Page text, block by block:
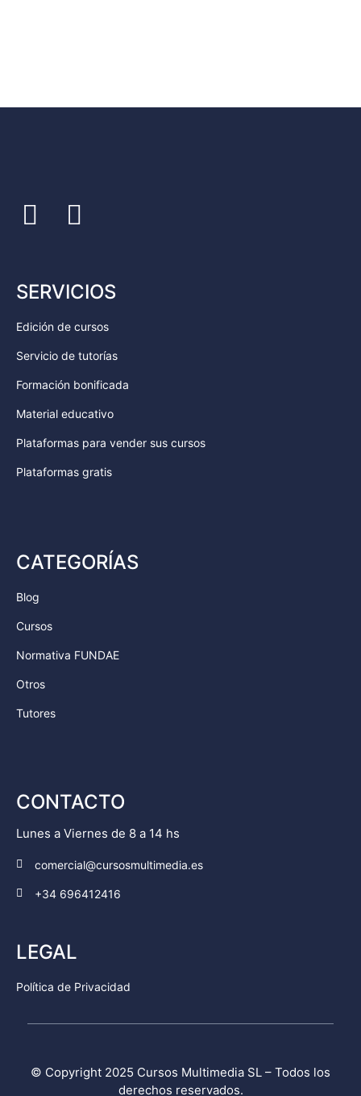
SERVICIOS
Edición de cursos
Servicio de tutorías
Formación bonificada
Material educativo
Plataformas para vender sus cursos
Plataformas gratis
CATEGORÍAS
Blog
Cursos
Normativa FUNDAE
Otros
Tutores
CONTACTO
Lunes a Viernes de 8 a 14 hs
comercial@cursosmultimedia.es
+34 696412416
LEGAL
Política de Privacidad
© Copyright 2025 Cursos Multimedia SL – Todos los
derechos reservados.